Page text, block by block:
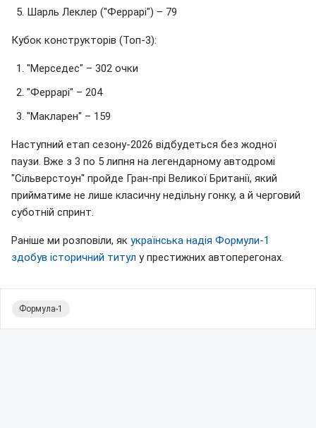
Шарль Леклер ("Феррарі") – 79
Кубок конструкторів (Топ-3):
"Мерседес" – 302 очки
"Феррарі" – 204
"Макларен" – 159
Наступний етап сезону-2026 відбудеться без жодної
паузи. Вже з 3 по 5 липня на легендарному автодромі
"Сільверстоун" пройде Гран-прі Великої Британії, який
прийматиме не лише класичну недільну гонку, а й черговий
суботній спринт.
Раніше ми розповіли, як українська надія Формули-1
здобув історичний титул у престижних автоперегонах.
Формула-1